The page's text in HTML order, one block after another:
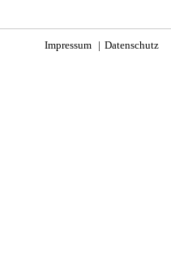
Impressum Datenschutz